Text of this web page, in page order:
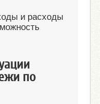
и расходы
по